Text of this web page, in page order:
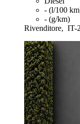
- (l/100
- (g/km)
Rivenditore, IT-